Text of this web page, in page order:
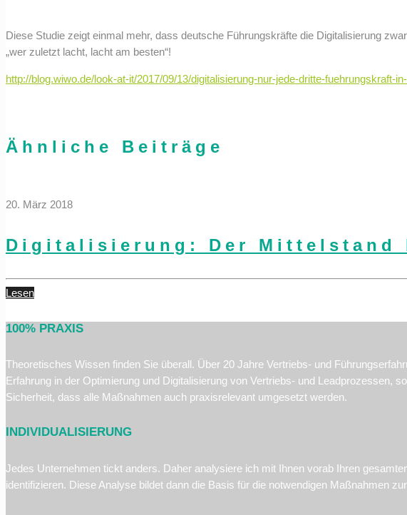
Diese Studie zeigt einmal mehr, dass deutsche Führungskräfte die Digitalisierung
„wer zuletzt lacht, lacht am besten“!
http://blog.wiwo.de/look-at-it/2017/09/13/digitalisierung-nur-jede-dritte-fuehrungskraft-
Ähnliche Beiträge
20. März 2018
Digitalisierung: Der Mittelstand
Lesen
100% PRAXIS
Theoretisches Wissen finden Sie überall. Über 20 Jahre Vertriebs- und
Erfahrung in der Optimierung und Digitalisierung von Vertriebs- und Leadprozessen,
Sicherheit, dass alle Maßnahmen auch praxisrelevant umgesetzt werden.
INDIVIDUALISIERUNG
Jedes Unternehmen tickt anders. Daher analysiere ich mit Ihnen vorab Ihren
identifizieren. Diese Analyse bildet dann die Basis für die notwendigen Maßnahmen